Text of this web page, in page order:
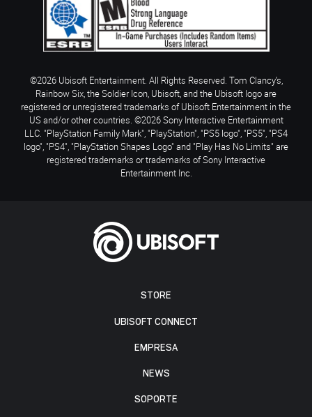
STORE
UBISOFT CONNECT
EMPRESA
NEWS
SOPORTE
©2026 Ubisoft Entertainment. All Rights Reserved. Tom Clancy’s,
Rainbow Six, the Soldier Icon, Ubisoft, and the Ubisoft logo are
registered or unregistered trademarks of Ubisoft Entertainment in the
US and/or other countries. ©2026 Sony Interactive Entertainment
LLC. "PlayStation Family Mark", "PlayStation", "PS5 logo", "PS5", "PS4
logo", "PS4", "PlayStation Shapes Logo" and "Play Has No Limits" are
registered trademarks or trademarks of Sony Interactive
Entertainment Inc.